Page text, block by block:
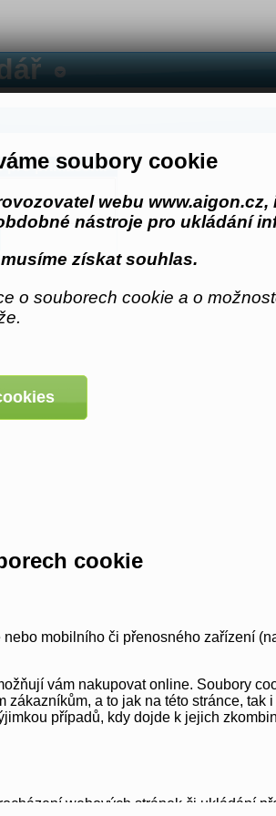
soubory cookie
webu www.aigon.cz,
nástroje pro ukládání
získat souhlas.
o souborech cookie a o
cookie
mobilního či přenosného zařízení
vám nakupovat online. Soubory
a to jak na této stránce, tak
případů, kdy dojde k jejich
webových stránek či ukládání
pro přihlášení.